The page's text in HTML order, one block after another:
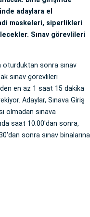
adaylara el
maskeleri, siperlikleri
Sınav görevlileri
oturduktan sonra sınav
sınav görevlileri
en az 1 saat 15 dakika
Adaylar, Sınava Giriş
olmadan sınava
saat 10.00'dan sonra,
sonra sınav binalarına